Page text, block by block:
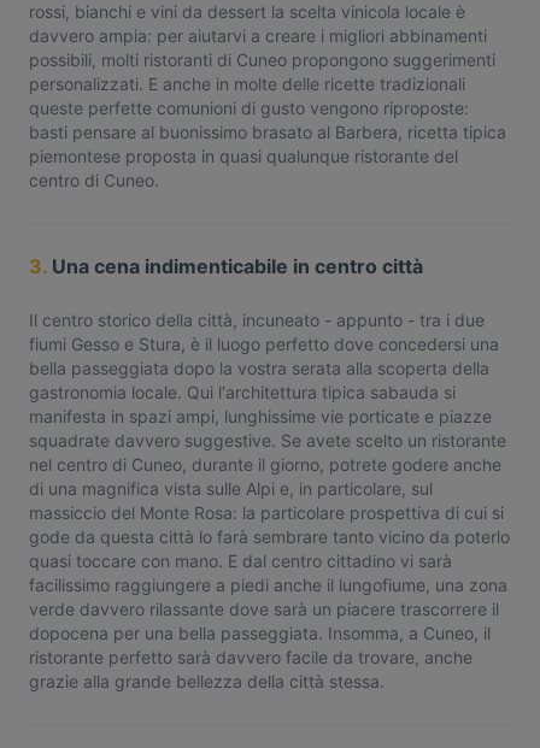
rossi, bianchi e vini da dessert la scelta vinicola locale è
davvero ampia: per aiutarvi a creare i migliori abbinamenti
possibili, molti ristoranti di Cuneo propongono suggerimenti
personalizzati. E anche in molte delle ricette tradizionali
queste perfette comunioni di gusto vengono riproposte:
basti pensare al buonissimo brasato al Barbera, ricetta tipica
piemontese proposta in quasi qualunque ristorante del
centro di Cuneo.
3. Una cena indimenticabile in centro città
Il centro storico della città, incuneato - appunto - tra i due
fiumi Gesso e Stura, è il luogo perfetto dove concedersi una
bella passeggiata dopo la vostra serata alla scoperta della
gastronomia locale. Qui l'architettura tipica sabauda si
manifesta in spazi ampi, lunghissime vie porticate e piazze
squadrate davvero suggestive. Se avete scelto un ristorante
nel centro di Cuneo, durante il giorno, potrete godere anche
di una magnifica vista sulle Alpi e, in particolare, sul
massiccio del Monte Rosa: la particolare prospettiva di cui si
gode da questa città lo farà sembrare tanto vicino da poterlo
quasi toccare con mano. E dal centro cittadino vi sarà
facilissimo raggiungere a piedi anche il lungofiume, una zona
verde davvero rilassante dove sarà un piacere trascorrere il
dopocena per una bella passeggiata. Insomma, a Cuneo, il
ristorante perfetto sarà davvero facile da trovare, anche
grazie alla grande bellezza della città stessa.